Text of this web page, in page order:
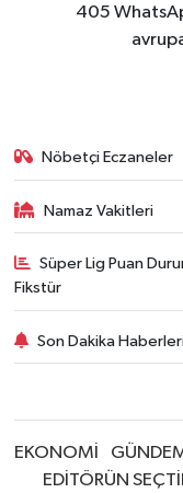
405
Nöbetçi Eczaneler
Namaz Vakitleri
Süper Lig Puan
Fikstür
Son Dakika
EKONOMİ
EDİTÖRÜN